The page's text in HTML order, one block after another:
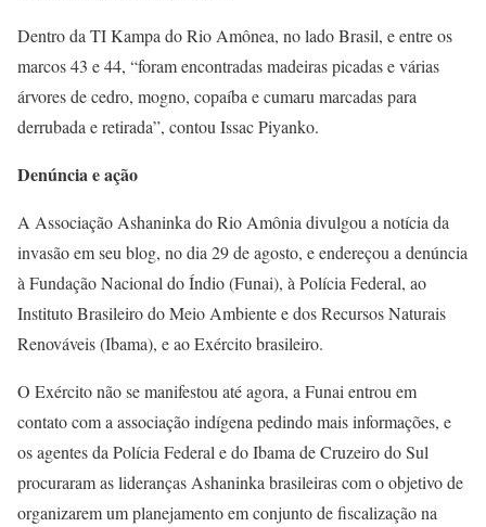
Dentro da TI Kampa do Rio Amônea, no lado Brasil, e entre os
marcos 43 e 44, “foram encontradas madeiras picadas e várias
árvores de cedro, mogno, copaíba e cumaru marcadas para
derrubada e retirada”, contou Issac Piyanko.
Denúncia e ação
A Associação Ashaninka do Rio Amônia divulgou a notícia da
invasão em seu blog, no dia 29 de agosto, e endereçou a denúncia
à Fundação Nacional do Índio (Funai), à Polícia Federal, ao
Instituto Brasileiro do Meio Ambiente e dos Recursos Naturais
Renováveis (Ibama), e ao Exército brasileiro.
O Exército não se manifestou até agora, a Funai entrou em
contato com a associação indígena pedindo mais informações, e
os agentes da Polícia Federal e do Ibama de Cruzeiro do Sul
procuraram as lideranças Ashaninka brasileiras com o objetivo de
organizarem um planejamento em conjunto de fiscalização na